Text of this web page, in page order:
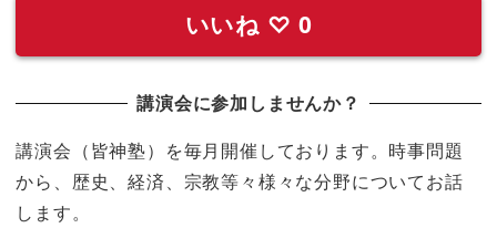
いいね ♡ 0
講演会に参加しませんか？
講演会（皆神塾）を毎月開催しております。時事問題
から、歴史、経済、宗教等々様々な分野についてお話
します。